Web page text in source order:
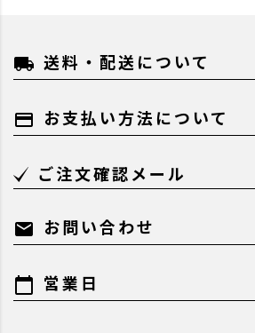
local_shipping 送料・配送について
payment お支払い方法について
ご注文確認メール
mail お問い合わせ
calendar_today 営業日